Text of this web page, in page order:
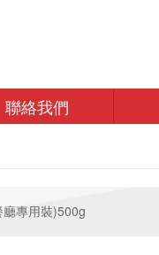
聯絡我們
專用裝)500g